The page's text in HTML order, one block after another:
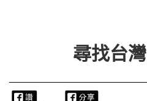
尋找台